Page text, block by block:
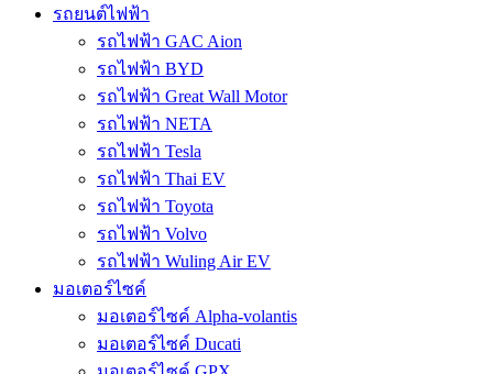
รถยนต์ไฟฟ้า
รถไฟฟ้า GAC Aion
รถไฟฟ้า BYD
รถไฟฟ้า Great Wall Motor
รถไฟฟ้า NETA
รถไฟฟ้า Tesla
รถไฟฟ้า Thai EV
รถไฟฟ้า Toyota
รถไฟฟ้า Volvo
รถไฟฟ้า Wuling Air EV
มอเตอร์ไซค์
มอเตอร์ไซค์ Alpha-volantis
มอเตอร์ไซค์ Ducati